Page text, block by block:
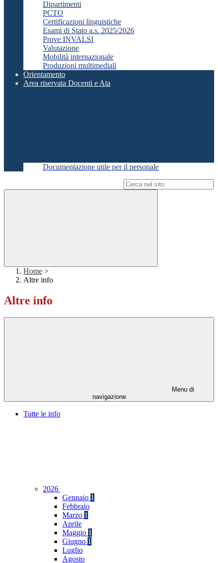
Dipartimenti
PCTO
Certificazioni linguistiche
Esami di Stato a.s. 2025/2026
Prove INVALSI
Valutazione
Mobilità internazionale
Produzioni multimediali
Orientamento
Area riservata Docenti e Ata
Documentazione utile per il personale
Home >
Altre info
Altre info
Menu di
navigazione
Tutte le info
2026
Gennaio 1
Febbraio
Marzo 1
Aprile
Maggio 1
Giugno 1
Luglio
Agosto